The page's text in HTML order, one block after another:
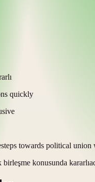
quickly
steps towards political union
konusunda kararlı